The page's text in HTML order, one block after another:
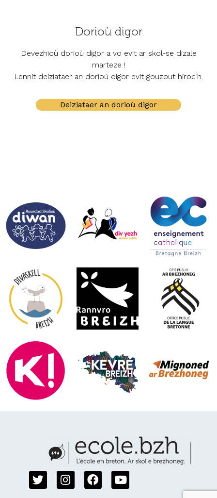
Dorioù digor
Devezhioù dorioù digor a vo evit ar skol-se dizale
marteze !
Lennit deiziataer an dorioù digor evit gouzout hiroc’h.
Deiziataer an dorioù digor